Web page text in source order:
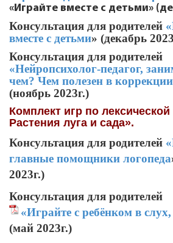
«Играйте вместе с детьми»
Консультация для родителей
вместе с детьми» (декабрь
Консультация для родителей
«Нейропсихолог-педагог,
чем? Чем полезен в
(ноябрь 2023г.)
Комплект игр по лексической
Растения луга и сада».
Консультация для родителей
главные помощники логопеда
2023г.)
Консультация для родителей
«Играйте с ребёнком в
(май 2023г.)